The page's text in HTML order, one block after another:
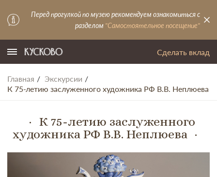
Перед прогулкой по музею рекомендуем ознакомиться с
разделом "Самостоятельное посещение"
Сделать вклад
Главная
Экскурсии
К 75-летию заслуженного художника РФ В.В. Неплюева
К 75-летию заслуженного
художника РФ В.В. Неплюева